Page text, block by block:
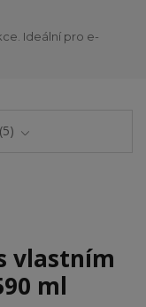
Ideální pro e-
5
vlastním
ml